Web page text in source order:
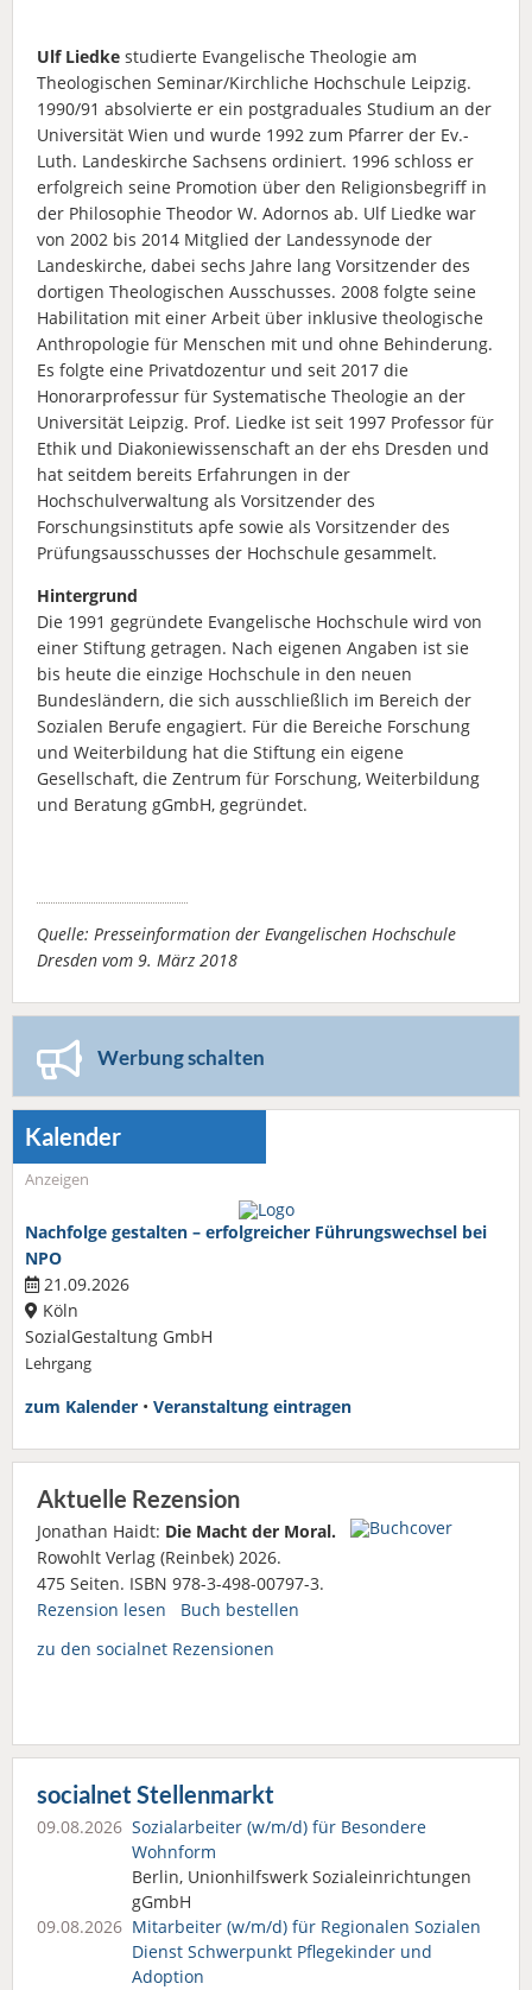
Ulf Liedke studierte Evangelische Theologie am
Theologischen Seminar/Kirchliche Hochschule Leipzig.
1990/91 absolvierte er ein postgraduales Studium an der
Universität Wien und wurde 1992 zum Pfarrer der Ev.-
Luth. Landeskirche Sachsens ordiniert. 1996 schloss er
erfolgreich seine Promotion über den Religionsbegriff in
der Philosophie Theodor W. Adornos ab. Ulf Liedke war
von 2002 bis 2014 Mitglied der Landessynode der
Landeskirche, dabei sechs Jahre lang Vorsitzender des
dortigen Theologischen Ausschusses. 2008 folgte seine
Habilitation mit einer Arbeit über inklusive theologische
Anthropologie für Menschen mit und ohne Behinderung.
Es folgte eine Privatdozentur und seit 2017 die
Honorarprofessur für Systematische Theologie an der
Universität Leipzig. Prof. Liedke ist seit 1997 Professor für
Ethik und Diakoniewissenschaft an der ehs Dresden und
hat seitdem bereits Erfahrungen in der
Hochschulverwaltung als Vorsitzender des
Forschungsinstituts apfe sowie als Vorsitzender des
Prüfungsausschusses der Hochschule gesammelt.
Hintergrund
Die 1991 gegründete Evangelische Hochschule wird von
einer Stiftung getragen. Nach eigenen Angaben ist sie
bis heute die einzige Hochschule in den neuen
Bundesländern, die sich ausschließlich im Bereich der
Sozialen Berufe engagiert. Für die Bereiche Forschung
und Weiterbildung hat die Stiftung ein eigene
Gesellschaft, die Zentrum für Forschung, Weiterbildung
und Beratung gGmbH, gegründet.
Quelle: Presseinformation der Evangelischen Hochschule
Dresden vom 9. März 2018
Werbung schalten
Kalender
Anzeigen
Nachfolge gestalten – erfolgreicher Führungswechsel bei
NPO
21.09.2026
Köln
SozialGestaltung GmbH
Lehrgang
zum Kalender • Veranstaltung eintragen
Aktuelle Rezension
Jonathan Haidt: Die Macht der Moral.
Rowohlt Verlag (Reinbek) 2026.
475 Seiten. ISBN 978-3-498-00797-3.
Rezension lesen
Buch bestellen
zu den socialnet Rezensionen
socialnet Stellenmarkt
09.08.2026 Sozialarbeiter (w/m/d) für Besondere
Wohnform
Berlin, Unionhilfswerk Sozialeinrichtungen
gGmbH
09.08.2026 Mitarbeiter (w/m/d) für Regionalen Sozialen
Dienst Schwerpunkt Pflegekinder und
Adoption